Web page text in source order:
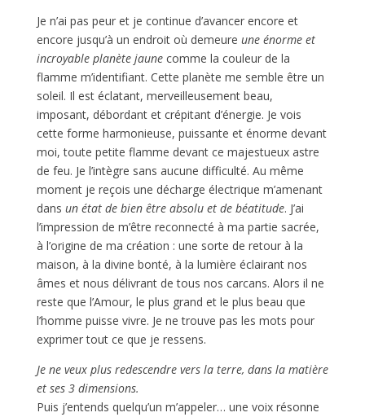
Je n’ai pas peur et je continue d’avancer encore et
encore jusqu’à un endroit où demeure une énorme et
incroyable planète jaunecomme la couleur de la
flamme m’identifiant. Cette planète me semble être un
soleil. Il est éclatant, merveilleusement beau,
imposant, débordant et crépitant d’énergie. Je vois
cette forme harmonieuse, puissante et énorme devant
moi, toute petite flamme devant ce majestueux astre
de feu. Je l’intègre sans aucune difficulté. Au même
moment je reçois une décharge électrique m’amenant
dans un état de bien être absolu et de béatitude. J’ai
l’impression de m’être reconnecté à ma partie sacrée,
à l’origine de ma création : une sorte de retour à la
maison, à la divine bonté, à la lumière éclairant nos
âmes et nous délivrant de tous nos carcans. Alors il ne
reste que l’Amour, le plus grand et le plus beau que
l’homme puisse vivre. Je ne trouve pas les mots pour
exprimer tout ce que je ressens.
Je ne veux plus redescendre vers la terre, dans la matière
et ses 3 dimensions.
Puis j’entends quelqu’un m’appeler… une voix résonne